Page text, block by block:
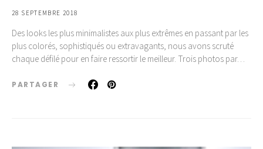
28 SEPTEMBRE 2018
Des looks les plus minimalistes aux plus extrêmes en passant par les
plus colorés, sophistiqués ou extravagants, nous avons scruté
chaque défilé pour en faire ressortir le meilleur. Trois photos par…
PARTAGER